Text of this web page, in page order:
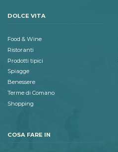
DOLCE VITA
Food & Wine
Ristoranti
Prodotti tipici
Spiagge
Benessere
Terme di Comano
Shopping
COSA FARE IN